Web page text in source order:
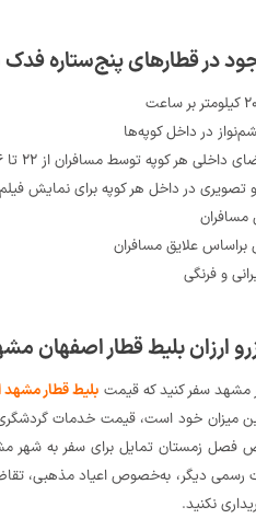
در قطارهای پنج‌ستاره فدک
در داخل کوپه‌ها
هر کوپه توسط مسافران از ۲۲ تا ۲۶ درجه
در داخل هر کوپه برای نمایش
مسافران
علایق مسافران
و فرنگی
ارزان بلیط قطار اصفهان
مشهد سفر کنید که قیمت بلیط‌ قطار
میزان خود است، قیمت خدمات
زمستان تمایل برای سفر به شهر
رسمی دیگر، به‌خصوص اعیاد مذهبی،
نکنید.